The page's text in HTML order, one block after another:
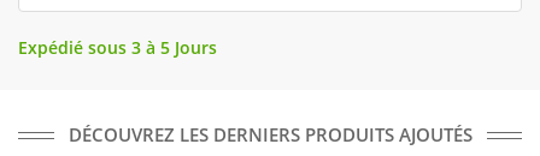
Expédié sous 3 à 5 Jours
DÉCOUVREZ LES DERNIERS PRODUITS AJOUTÉS